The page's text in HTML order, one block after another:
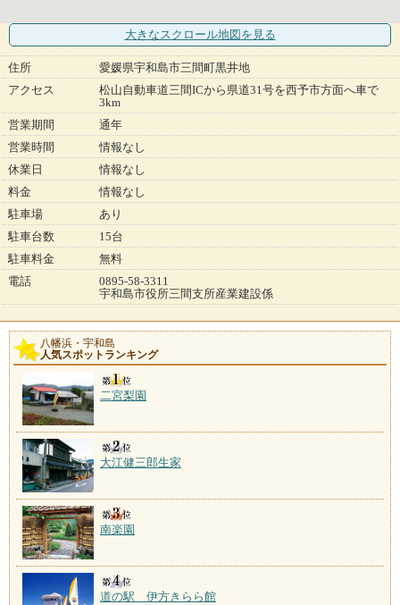
大きなスクロール地図 を見る
住所
愛媛県宇和島市三間町黒井地
アクセス
松山自動車道三間ICから県道31号を西予市方面へ車で
3km
営業期間
通年
営業時間
情報なし
休業日
情報なし
料金
情報なし
駐車場
あり
駐車台数
15台
駐車料金
無料
電話
0895-58-3311
宇和島市役所三間支所産業建設係
八幡浜・宇和島
人気スポットランキング
二宮梨園
大江健三郎生家
南楽園
道の駅 伊方きらら館